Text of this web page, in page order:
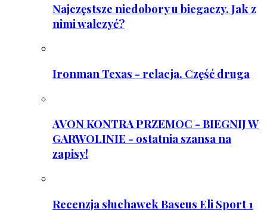
Najczęstsze niedobory u biegaczy. Jak z
nimi walczyć?
Ironman Texas - relacja. Część druga
AVON KONTRA PRZEMOC - BIEGNIJ W
GARWOLINIE - ostatnia szansa na
zapisy!
Recenzja słuchawek Baseus Eli Sport 1